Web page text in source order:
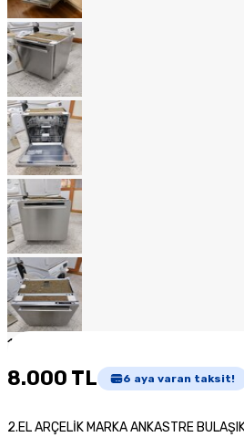
1
8.000 TL 6 aya varan taksit!
2.EL ARÇELİK MARKA ANKASTRE